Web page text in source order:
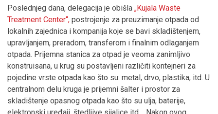
Poslednjeg dana, delegacija je obišla „Kujala Waste
Treatment Center“, postrojenje za preuzimanje otpada od
lokalnih zajednica i kompanija koje se bavi skladištenjem,
upravljanjem, preradom, transferom i finalnim odlaganjem
otpada. Prijemna stanica za otpad je veoma zanimljivo
konstruisana, u krug su postavljeni različiti kontejneri za
pojedine vrste otpada kao što su: metal, drvo, plastika, itd. U
centralnom delu kruga je prijemni šalter i prostor za
skladištenje opasnog otpada kao što su ulja, baterije,